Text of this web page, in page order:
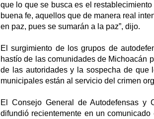
que lo que se busca es el
buena fe, aquellos que de manera real
en paz, pues se sumarán a la paz”, dijo.
El surgimiento de los grupos de
hastío de las comunidades de Michoacán
de las autoridades y la sospecha de que
municipales están al servicio del crimen
El Consejo General de Autodefensas y
difundió recientemente en un